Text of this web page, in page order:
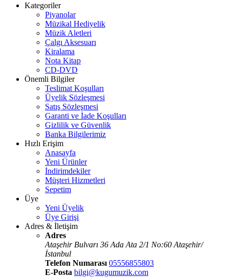
Kategoriler
Piyanolar
Müzikal Hediyelik
Müzik Aletleri
Çalgı Aksesuarı
Kiralama
Nota Kitap
CD-DVD
Önemli Bilgiler
Teslimat Koşulları
Üyelik Sözleşmesi
Satış Sözleşmesi
Garanti ve İade Koşulları
Gizlilik ve Güvenlik
Banka Bilgilerimiz
Hızlı Erişim
Anasayfa
Yeni Ürünler
İndirimdekiler
Müşteri Hizmetleri
Sepetim
Üye
Yeni Üyelik
Üye Girişi
Adres & İletişim
Adres
Ataşehir Bulvarı 36 Ada Ata 2/1 No:60 Ataşehir/
İstanbul
Telefon Numarası 05556855803
E-Posta bilgi@kugumuzik.com